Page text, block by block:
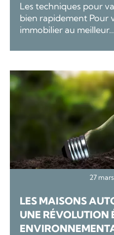
Les techniques pour
bien rapidement Pour
immobilier au meilleur...
27
LES MAISONS
UNE RÉVOLUTION